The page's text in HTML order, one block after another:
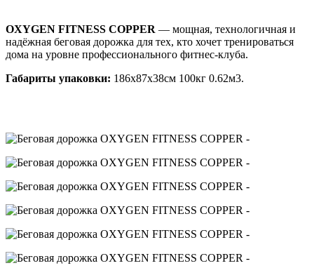
OXYGEN FITNESS COPPER — мощная, технологичная и
надёжная беговая дорожка для тех, кто хочет тренироваться
дома на уровне профессионального фитнес-клуба.
Габариты упаковки: 186х87х38см 100кг 0.62м3.